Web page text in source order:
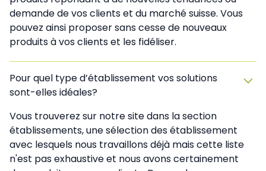
demande de vos clients et du marché suisse. Vous
pouvez ainsi proposer sans cesse de nouveaux
produits à vos clients et les fidéliser.
Pour quel type d’établissement vos solutions
sont-elles idéales?
Vous trouverez sur notre site dans la section
établissements, une sélection des établissement
avec lesquels nous travaillons déjà mais cette liste
n'est pas exhaustive et nous avons certainement